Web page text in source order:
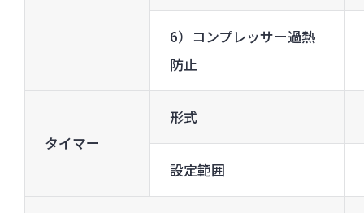
6）コンプレッサー過熱
防止
タイマー
形式
設定範囲